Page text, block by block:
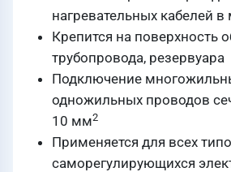
нагревательных кабелей в
Крепится на поверхность
трубопровода, резервуара
Подключение
одножильных проводов
10 мм2
Применяется для всех
саморегулирующихся